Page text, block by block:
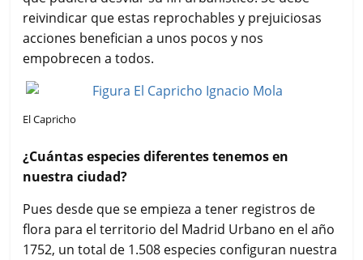
reivindicar que estas reprochables y prejuiciosas
acciones benefician a unos pocos y nos
empobrecen a todos.
El Capricho
¿Cuántas especies diferentes tenemos en
nuestra ciudad?
Pues desde que se empieza a tener registros de
flora para el territorio del Madrid Urbano en el año
1752, un total de 1.508 especies configuran nuestra